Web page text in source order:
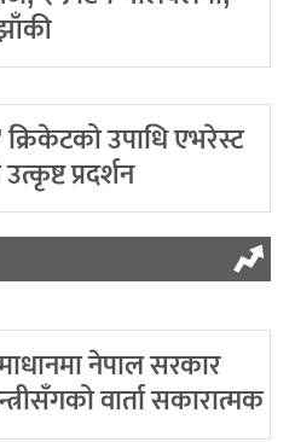
क्रिकेटको उपाधि एभरेस्ट
प्रदर्शन
नेपाल सरकार
वार्ता सकारात्मक